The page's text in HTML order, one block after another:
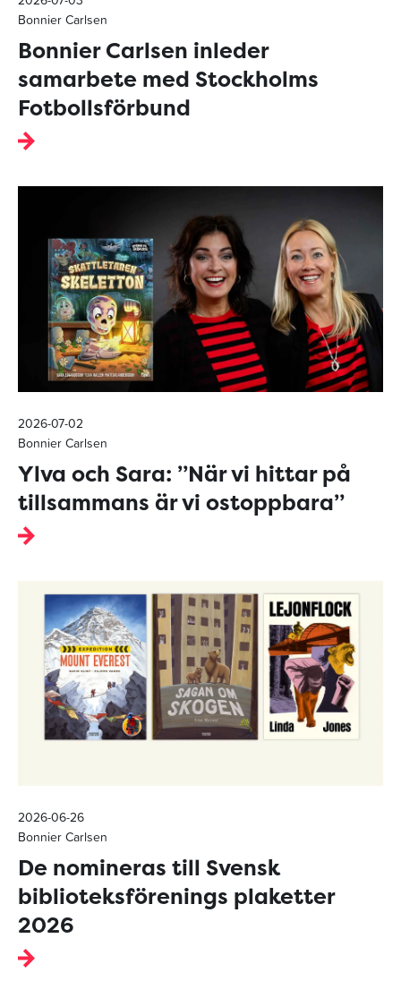
Bonnier Carlsen
Bonnier Carlsen inleder
samarbete med Stockholms
Fotbollsförbund
2026-07-02
Bonnier Carlsen
Ylva och Sara: ”När vi hittar på
tillsammans är vi ostoppbara”
2026-06-26
Bonnier Carlsen
De nomineras till Svensk
biblioteksförenings plaketter
2026